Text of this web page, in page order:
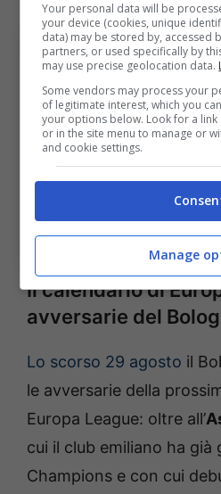
Aston Villa-Bologna, via alla
disponibilità.
Il calendario di
avversarie del
Lo scorso 29 agosto il
le avversarie della
Europa League: oltre all’
cui il club emiliano ha già
Champions e con cui
Your personal data will be
your device (cookies, unique
data) may be stored by, accessed
partners, or used specifically by
may use precise geolocation data.
Some vendors may process your
of legitimate interest, which you
your options below. Look for a
or in the site menu to manage or
and cookie settings.
Manage